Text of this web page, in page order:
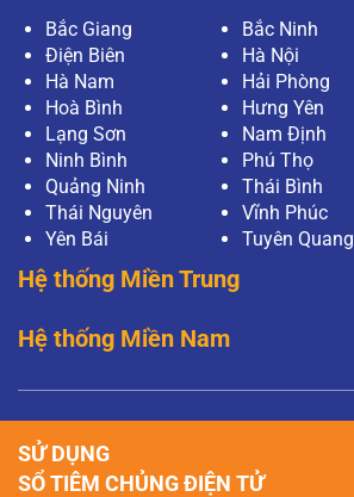
Bắc Giang
Bắc Ninh
Điện Biên
Hà Nội
Hà Nam
Hải Phòng
Hoà Bình
Hưng Yên
Lạng Sơn
Nam Định
Ninh Bình
Phú Thọ
Quảng Ninh
Thái Bình
Thái Nguyên
Vĩnh Phúc
Yên Bái
Tuyên Quang
Hệ thống Miền Trung
Hệ thống Miền Nam
SỬ DỤNG
SỔ TIÊM CHỦNG ĐIỆN TỬ